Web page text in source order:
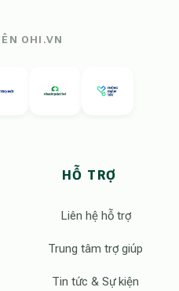
OHI.VN
HỖ TRỢ
Liên hệ hỗ trợ
Trung tâm trợ giúp
Tin tức & Sự kiện